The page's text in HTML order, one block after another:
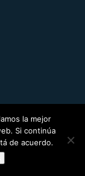
la mejor
Si continúa
de acuerdo.